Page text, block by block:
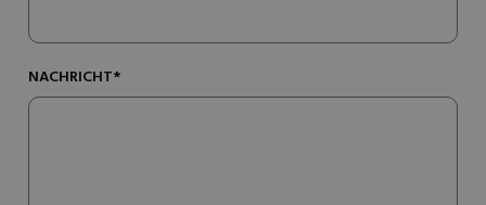
NACHRICHT*